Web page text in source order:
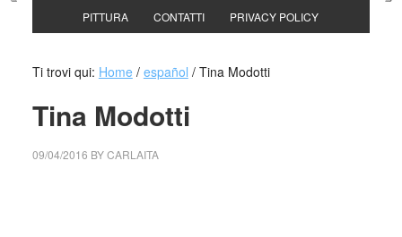
PITTURA CONTATTI PRIVACY POLICY
Ti trovi qui: Home / español /Tina Modotti
Tina Modotti
09/04/2016 BYCARLAITA